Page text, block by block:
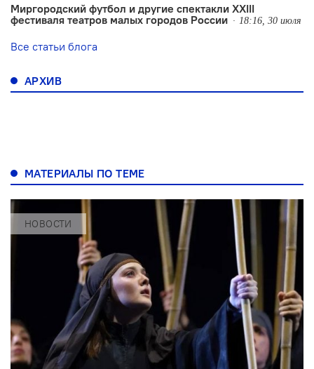
Миргородский футбол и другие спектакли XXIII
фестиваля театров малых городов России
18:16, 30 июля
Все статьи блога
АРХИВ
МАТЕРИАЛЫ ПО ТЕМЕ
НОВОСТИ